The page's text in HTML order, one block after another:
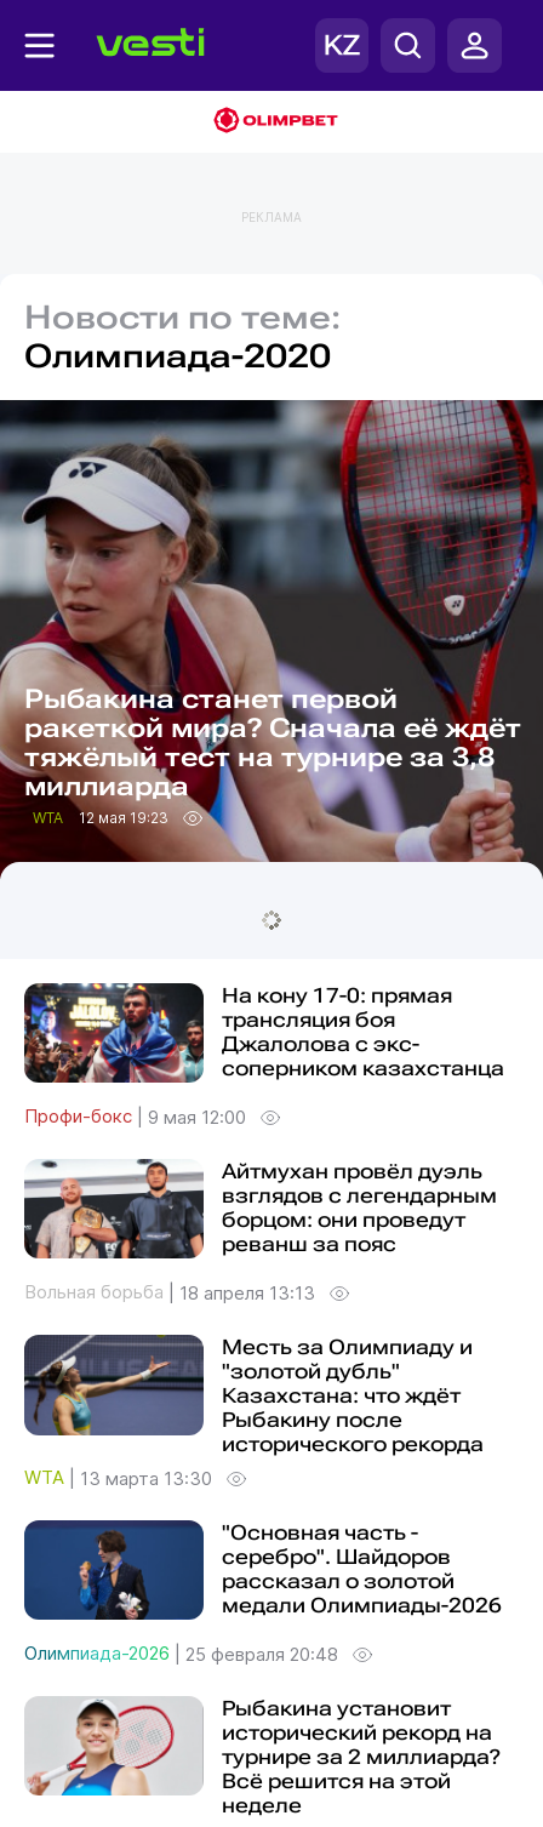
РЕКЛАМА
Новости по теме:
Олимпиада-2020
Рыбакина станет первой
ракеткой мира? Сначала её ждёт
тяжёлый тест на турнире за 3,8
миллиарда
WTA 12 мая 19:23
На кону 17-0: прямая
трансляция боя
Джалолова с экс-
соперником казахстанца
Профи-бокс 9 мая 12:00
Айтмухан провёл дуэль
взглядов с легендарным
борцом: они проведут
реванш за пояс
Вольная борьба 18 апреля 13:13
Месть за Олимпиаду и
"золотой дубль"
Казахстана: что ждёт
Рыбакину после
исторического рекорда
WTA 13 марта 13:30
"Основная часть -
серебро". Шайдоров
рассказал о золотой
медали Олимпиады-2026
Олимпиада-2026 25 февраля 20:48
Рыбакина установит
исторический рекорд на
турнире за 2 миллиарда?
Всё решится на этой
неделе